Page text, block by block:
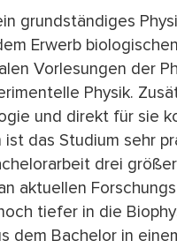
grundständiges
Erwerb
Vorlesungen der
Physik.
und direkt für sie
das Studium sehr
drei
aktuellen
tiefer in die
dem Bachelor in